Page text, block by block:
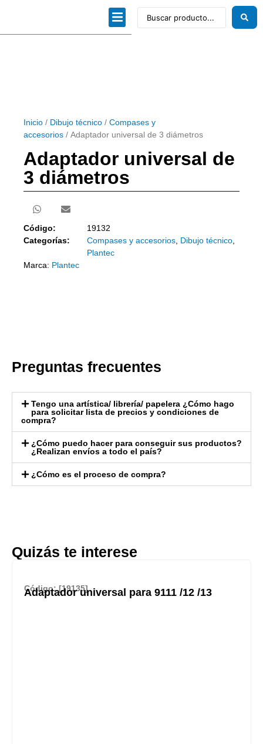
Inicio / Dibujo técnico / Compases y
accesorios / Adaptador universal de 3 diámetros
Adaptador universal de
3 diámetros
Código:
19132
Categorías:
Compases y accesorios Dibujo técnico
Plantec
Marca: Plantec
Preguntas frecuentes
Tengo una artística/ librería/ papelera ¿Cómo hago
para solicitar lista de precios y condiciones de
compra?
¿Cómo puedo hacer para conseguir sus productos?
¿Realizan envíos a todo el país?
¿Cómo es el proceso de compra?
Quizás te interese
Código: [19135]
Adaptador universal para 9111 /12 /13